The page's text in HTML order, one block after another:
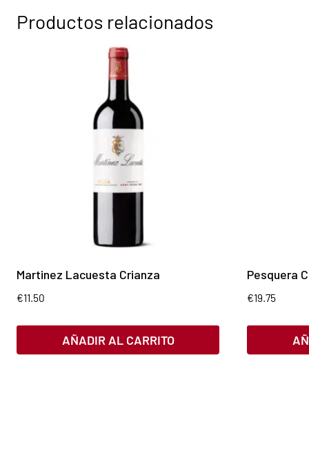
Productos relacionados
Martinez Lacuesta Crianza
€11.50
AÑADIR AL CARRITO
Pesquera
€19.75